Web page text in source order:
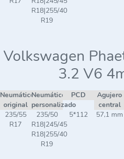
R18|255/40
R19
Volkswagen
3.2 V6
Neumático
original
Neumático
personalizado
PCD
Agujero
central
235/55
R17
235/50
R18|245/45
R18|255/40
R19
5*112 57,1 mm